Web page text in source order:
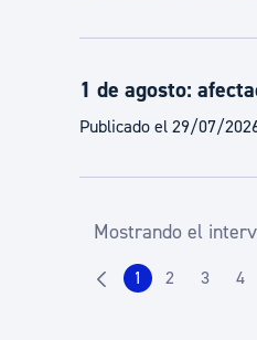
1 de agosto:
Publicado el 29/07/
Mostrando el
Página
1 Página
2 Página
3 4